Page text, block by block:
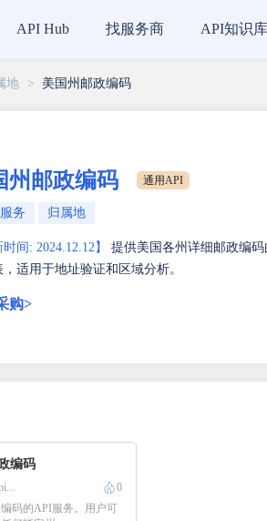
地 > 美国州邮政编码
州邮政编码 通用API
务 归属地
时间: 2024.12.12】
提供美国各州详细邮政编
适用于地址验证和区域分析。
购>
编码
0
码的API服务。用户可
API Hub 找服务商 API知识库